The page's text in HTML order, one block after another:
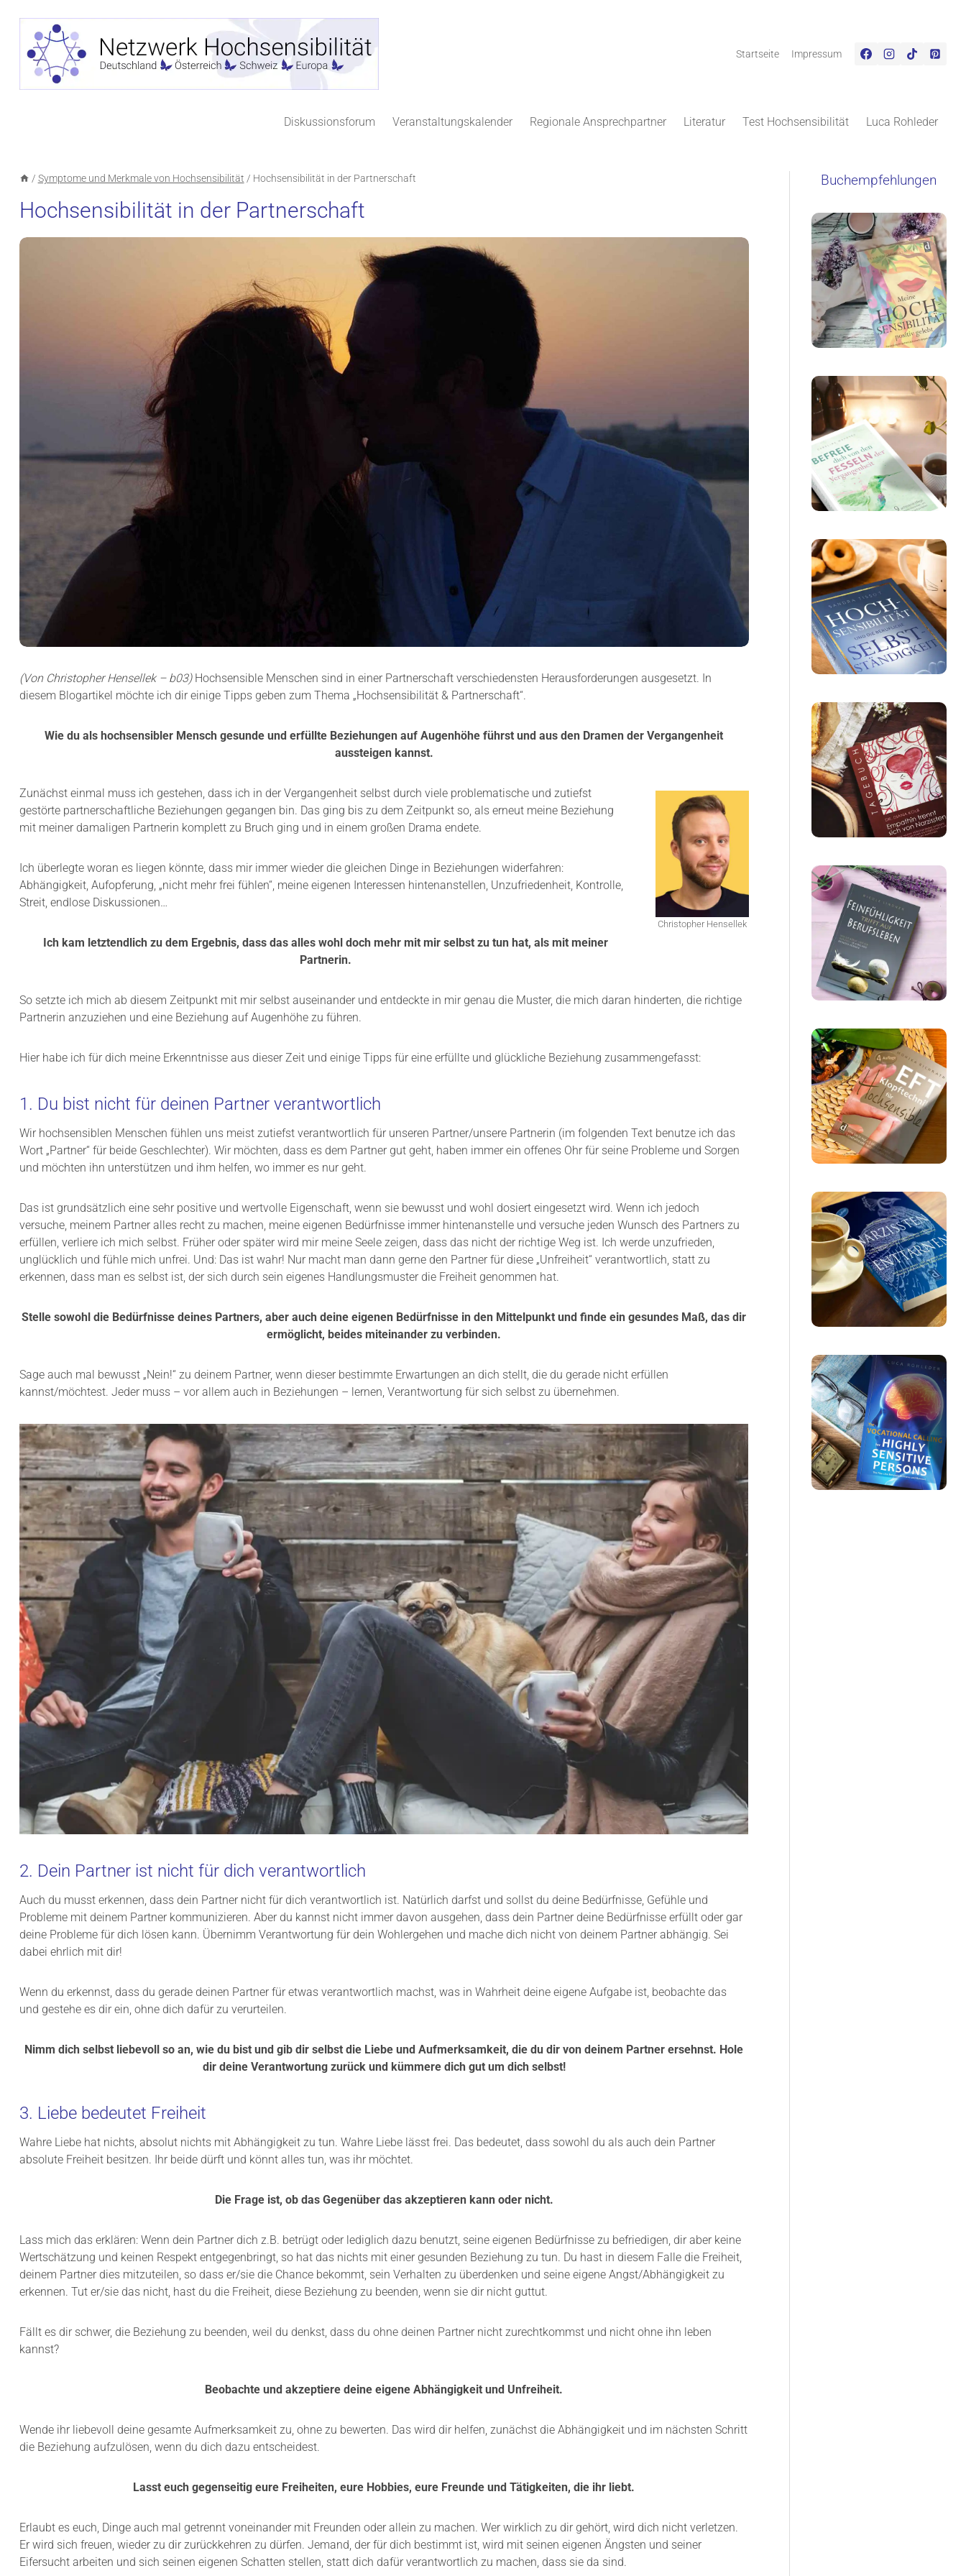
springen
Startseite Impressum
Diskussionsforum Veranstaltungskalender Regionale Ansprechpartner Literatur Test Hochsensibilität Luca Rohleder
/ Symptome und Merkmale von Hochsensibilität / Hochsensibilität in der Partnerschaft
Hochsensibilität in der Partnerschaft
(Von Christopher Hensellek – b03)Hochsensible Menschen sind in einer Partnerschaft verschiedensten Herausforderungen ausgesetzt. In
diesem Blogartikel möchte ich dir einige Tipps geben zum Thema „Hochsensibilität & Partnerschaft“.
Wie du als hochsensibler Mensch gesunde und erfüllte Beziehungen auf Augenhöhe führst und aus den Dramen der Vergangenheit
aussteigen kannst.
Christopher Hensellek
Zunächst einmal muss ich gestehen, dass ich in der Vergangenheit selbst durch viele problematische und zutiefst
gestörte partnerschaftliche Beziehungen gegangen bin. Das ging bis zu dem Zeitpunkt so, als erneut meine Beziehung
mit meiner damaligen Partnerin komplett zu Bruch ging und in einem großen Drama endete.
Ich überlegte woran es liegen könnte, dass mir immer wieder die gleichen Dinge in Beziehungen widerfahren:
Abhängigkeit, Aufopferung, „nicht mehr frei fühlen“, meine eigenen Interessen hintenanstellen, Unzufriedenheit, Kontrolle,
Streit, endlose Diskussionen…
Ich kam letztendlich zu dem Ergebnis, dass das alles wohl doch mehr mit mir selbst zu tun hat, als mit meiner
Partnerin.
So setzte ich mich ab diesem Zeitpunkt mit mir selbst auseinander und entdeckte in mir genau die Muster, die mich daran hinderten, die richtige
Partnerin anzuziehen und eine Beziehung auf Augenhöhe zu führen.
Hier habe ich für dich meine Erkenntnisse aus dieser Zeit und einige Tipps für eine erfüllte und glückliche Beziehung zusammengefasst:
1. Du bist nicht für deinen Partner verantwortlich
Wir hochsensiblen Menschen fühlen uns meist zutiefst verantwortlich für unseren Partner/unsere Partnerin (im folgenden Text benutze ich das
Wort „Partner“ für beide Geschlechter). Wir möchten, dass es dem Partner gut geht, haben immer ein offenes Ohr für seine Probleme und Sorgen
und möchten ihn unterstützen und ihm helfen, wo immer es nur geht.
Das ist grundsätzlich eine sehr positive und wertvolle Eigenschaft, wenn sie bewusst und wohl dosiert eingesetzt wird. Wenn ich jedoch
versuche, meinem Partner alles recht zu machen, meine eigenen Bedürfnisse immer hintenanstelle und versuche jeden Wunsch des Partners zu
erfüllen, verliere ich mich selbst. Früher oder später wird mir meine Seele zeigen, dass das nicht der richtige Weg ist. Ich werde unzufrieden,
unglücklich und fühle mich unfrei. Und: Das ist wahr! Nur macht man dann gerne den Partner für diese „Unfreiheit“ verantwortlich, statt zu
erkennen, dass man es selbst ist, der sich durch sein eigenes Handlungsmuster die Freiheit genommen hat.
Stelle sowohl die Bedürfnisse deines Partners, aber auch deine eigenen Bedürfnisse in den Mittelpunkt und finde ein gesundes Maß, das dir
ermöglicht, beides miteinander zu verbinden.
Sage auch mal bewusst „Nein!“ zu deinem Partner, wenn dieser bestimmte Erwartungen an dich stellt, die du gerade nicht erfüllen
kannst/möchtest. Jeder muss – vor allem auch in Beziehungen – lernen, Verantwortung für sich selbst zu übernehmen.
2. Dein Partner ist nicht für dich verantwortlich
Auch du musst erkennen, dass dein Partner nicht für dich verantwortlich ist. Natürlich darfst und sollst du deine Bedürfnisse, Gefühle und
Probleme mit deinem Partner kommunizieren. Aber du kannst nicht immer davon ausgehen, dass dein Partner deine Bedürfnisse erfüllt oder gar
deine Probleme für dich lösen kann. Übernimm Verantwortung für dein Wohlergehen und mache dich nicht von deinem Partner abhängig. Sei
dabei ehrlich mit dir!
Wenn du erkennst, dass du gerade deinen Partner für etwas verantwortlich machst, was in Wahrheit deine eigene Aufgabe ist, beobachte das
und gestehe es dir ein, ohne dich dafür zu verurteilen.
Nimm dich selbst liebevoll so an, wie du bist und gib dir selbst die Liebe und Aufmerksamkeit, die du dir von deinem Partner ersehnst. Hole
dir deine Verantwortung zurück und kümmere dich gut um dich selbst!
3. Liebe bedeutet Freiheit
Wahre Liebe hat nichts, absolut nichts mit Abhängigkeit zu tun. Wahre Liebe lässt frei. Das bedeutet, dass sowohl du als auch dein Partner
absolute Freiheit besitzen. Ihr beide dürft und könnt alles tun, was ihr möchtet.
Die Frage ist, ob das Gegenüber das akzeptieren kann oder nicht.
Lass mich das erklären: Wenn dein Partner dich z.B. betrügt oder lediglich dazu benutzt, seine eigenen Bedürfnisse zu befriedigen, dir aber keine
Wertschätzung und keinen Respekt entgegenbringt, so hat das nichts mit einer gesunden Beziehung zu tun. Du hast in diesem Falle die Freiheit,
deinem Partner dies mitzuteilen, so dass er/sie die Chance bekommt, sein Verhalten zu überdenken und seine eigene Angst/Abhängigkeit zu
erkennen. Tut er/sie das nicht, hast du die Freiheit, diese Beziehung zu beenden, wenn sie dir nicht guttut.
Fällt es dir schwer, die Beziehung zu beenden, weil du denkst, dass du ohne deinen Partner nicht zurechtkommst und nicht ohne ihn leben
kannst?
Beobachte und akzeptiere deine eigene Abhängigkeit und Unfreiheit.
Wende ihr liebevoll deine gesamte Aufmerksamkeit zu, ohne zu bewerten. Das wird dir helfen, zunächst die Abhängigkeit und im nächsten Schritt
die Beziehung aufzulösen, wenn du dich dazu entscheidest.
Lasst euch gegenseitig eure Freiheiten, eure Hobbies, eure Freunde und Tätigkeiten, die ihr liebt.
Erlaubt es euch, Dinge auch mal getrennt voneinander mit Freunden oder allein zu machen. Wer wirklich zu dir gehört, wird dich nicht verletzen.
Er wird sich freuen, wieder zu dir zurückkehren zu dürfen. Jemand, der für dich bestimmt ist, wird mit seinen eigenen Ängsten und seiner
Eifersucht arbeiten und sich seinen eigenen Schatten stellen, statt dich dafür verantwortlich zu machen, dass sie da sind.
Buchempfehlungen